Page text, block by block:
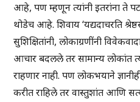
आहे, पण म्हणून त्यांनी इतरांना ते
थोडेच आहे. शिवाय ‘यद्यदाचरति
सुशिक्षितांनी, लोकाग्रणींनी
आचार बदलले तर सामान्य लोकांत
राहणार नाही. पण लोकभयाने
करीत राहिले तर वास्तुशांत आणि